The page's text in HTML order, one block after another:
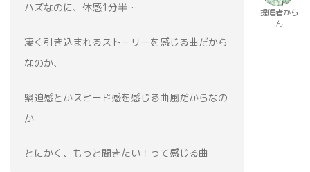
ハズなのに、体感1分半…
凄く引き込まれるストーリーを感じる曲だから
なのか、
緊迫感とかスピード感を感じる曲風だからなの
か
とにかく、もっと聞きたい！って感じる曲
提唱者から
ん